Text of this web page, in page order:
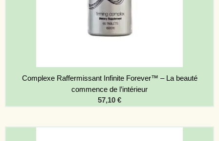
Complexe Raffermissant Infinite Forever™ – La beauté
commence de l’intérieur
57,10 €